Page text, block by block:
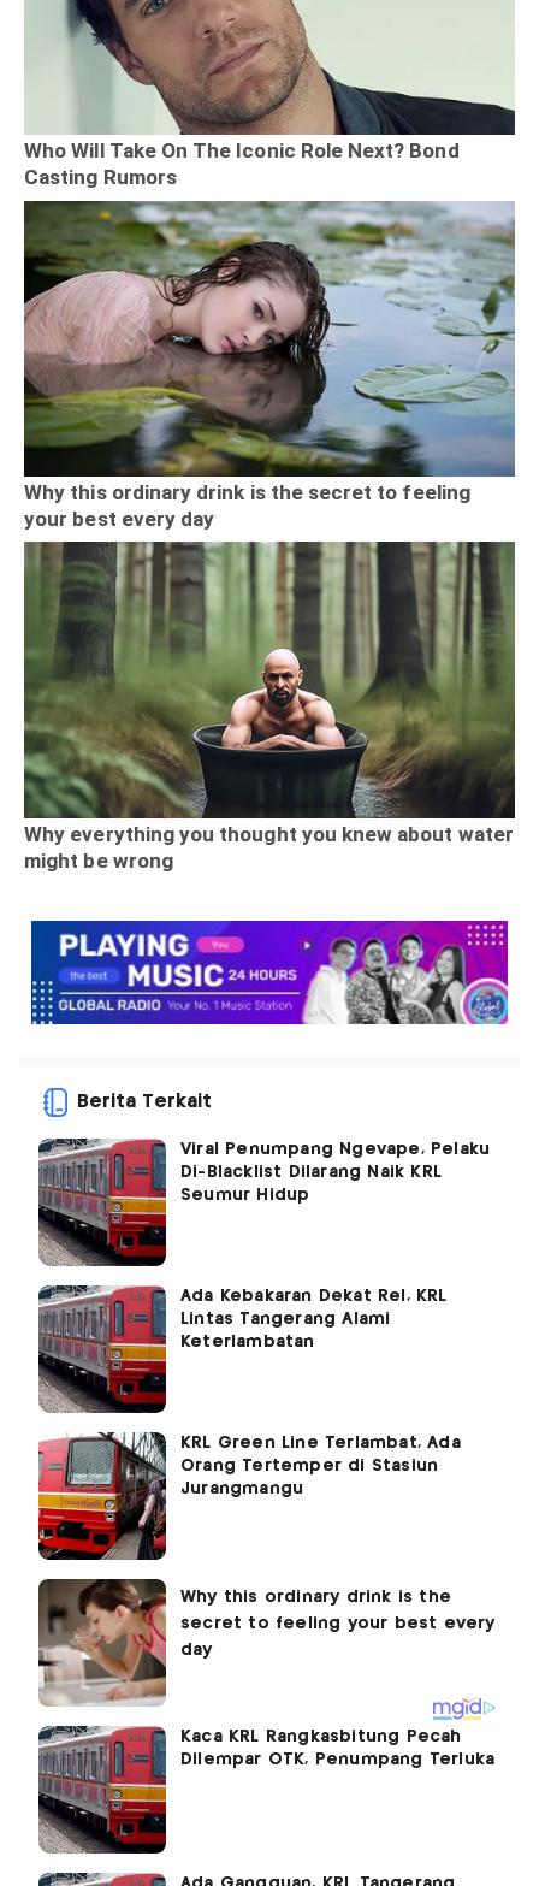
Berita Terkait
Viral Penumpang Ngevape, Pelaku
Di-Blacklist Dilarang Naik KRL
Seumur Hidup
Ada Kebakaran Dekat Rel, KRL
Lintas Tangerang Alami
Keterlambatan
KRL Green Line Terlambat, Ada
Orang Tertemper di Stasiun
Jurangmangu
Kaca KRL Rangkasbitung Pecah
Dilempar OTK, Penumpang Terluka